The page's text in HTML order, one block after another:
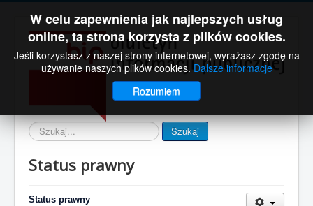
Wyszukaj Szukaj
Status prawny
Status prawny
W celu zapewnienia jak najlepszych usług
online, ta strona korzysta z plików cookies.
Jeśli korzystasz z naszej strony internetowej, wyrażasz zgodę na
używanie naszych plików cookies.Dalsze informacje
Rozumiem